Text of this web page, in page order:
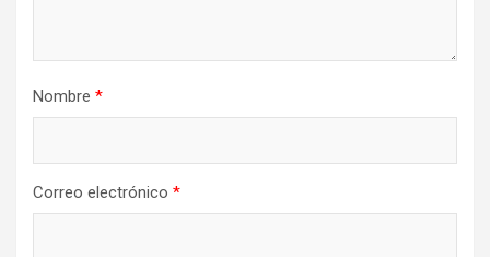
Nombre *
Correo electrónico *